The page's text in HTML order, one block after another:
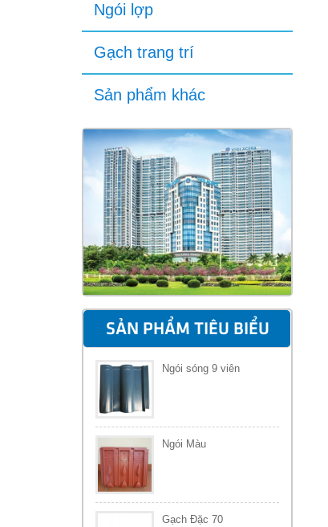
Ngói lợp
Gạch trang trí
Sản phẩm khác
SẢN PHẨM TIÊU BIỂU
Ngói sóng 9 viên
Ngói Màu
Gạch Đặc 70